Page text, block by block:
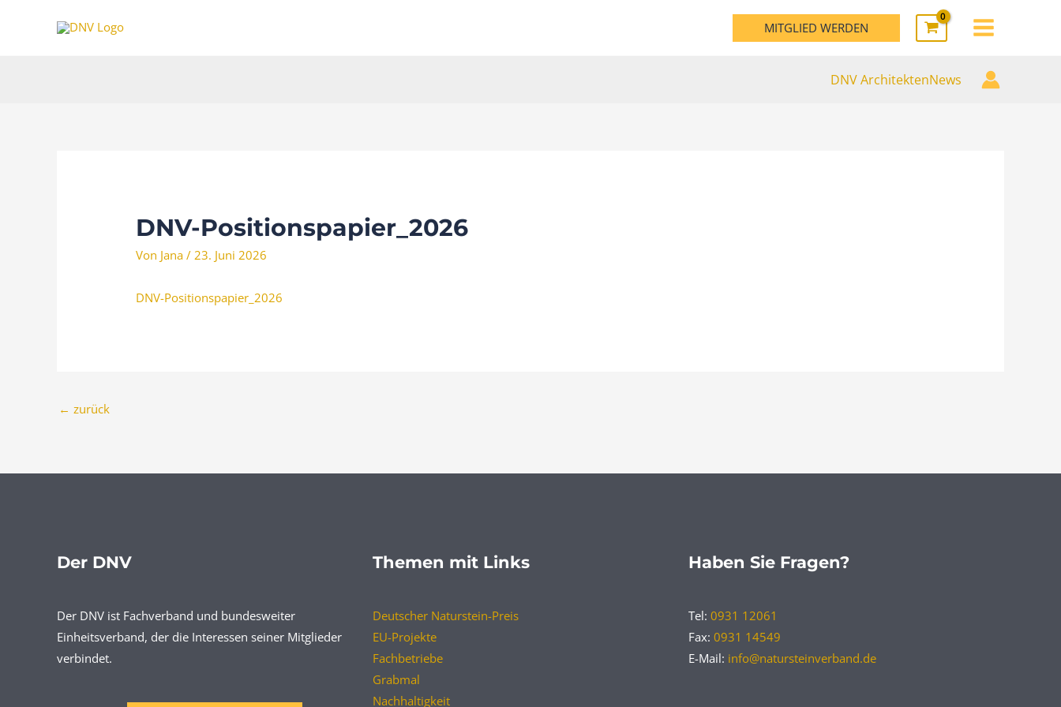
MITGLIED WERDEN
MAIN
DNV ArchitektenNews
DNV-Positionspapier_2026
Von Jana/23. Juni 2026
DNV-Positionspapier_2026
← zurück
Der DNV
Der DNV ist Fachverband und bundesweiter
Einheitsverband, der die Interessen seiner Mitglieder
verbindet.
Themen mit Links
Deutscher Naturstein-Preis
EU-Projekte
Fachbetriebe
Grabmal
Nachhaltigkeit
Haben Sie Fragen?
Tel: 0931 12061
Fax: 0931 14549
E-Mail: info@natursteinverband.de